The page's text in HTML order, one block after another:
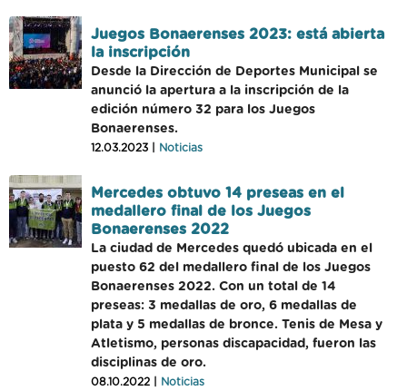
Juegos Bonaerenses 2023: está abierta
la inscripción
Desde la Dirección de Deportes Municipal se
anunció la apertura a la inscripción de la
edición número 32 para los Juegos
Bonaerenses.
12.03.2023 | Noticias
Mercedes obtuvo 14 preseas en el
medallero final de los Juegos
Bonaerenses 2022
La ciudad de Mercedes quedó ubicada en el
puesto 62 del medallero final de los Juegos
Bonaerenses 2022. Con un total de 14
preseas: 3 medallas de oro, 6 medallas de
plata y 5 medallas de bronce. Tenis de Mesa y
Atletismo, personas discapacidad, fueron las
disciplinas de oro.
08.10.2022 | Noticias